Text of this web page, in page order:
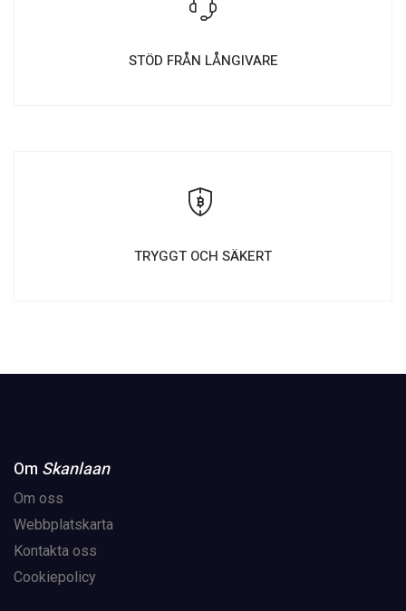
STÖD FRÅN LÅNGIVARE
TRYGGT OCH SÄKERT
Om Skanlaan
Om oss
Webbplatskarta
Kontakta oss
Cookiepolicy